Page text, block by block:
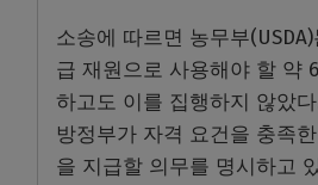
소송에 따르면 농무부(USDA)
급 재원으로 사용해야 할 약
하고도 이를 집행하지 않았
방정부가 자격 요건을 충족
을 지급할 의무를 명시하고